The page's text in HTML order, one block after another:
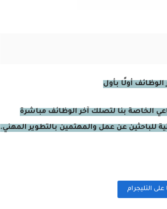
أولًا بأول
الخاصة بنا لتصلك آخر الوظائف مباشرة
للباحثين عن عمل والمهتمين بالتطوير المهني.
التليجرام